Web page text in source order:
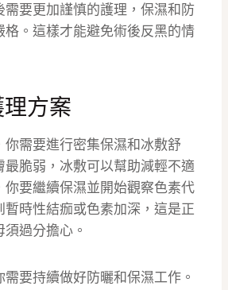
需要更加謹慎的護理，保濕和防
格。這樣才能避免術後反黑的情
方案
你需要進行密集保濕和冰敷舒
最脆弱，冰敷可以幫助減輕不適
你要繼續保濕並開始觀察色素代
暫時性結痂或色素加深，這是正
過分擔心。
要持續做好防曬和保濕工作。